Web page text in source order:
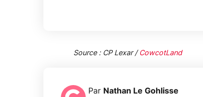
Source : CP Lexar / CowcotLand
Par Nathan Le Gohlisse